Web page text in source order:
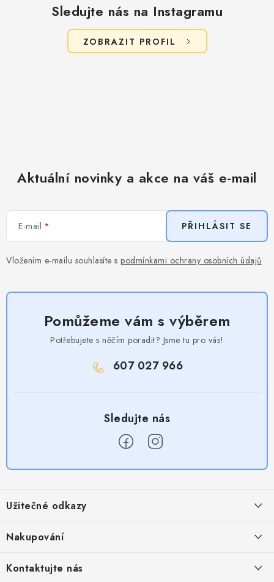
Sledujte nás na Instagramu
ZOBRAZIT PROFIL
Aktuální novinky a akce na váš e-mail
E-mail
Vložením e-mailu souhlasíte s podmínkami ochrany osobních údajů
PŘIHLÁSIT SE
Pomůžeme vám s výběrem
Potřebujete s něčím poradit? Jsme tu pro vás!
607 027 966
p
a
Užitečné odkazy
Provizní systém
Nakupování
Kontaktujte nás